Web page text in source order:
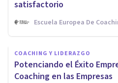
satisfactorio
Escuela Europea De
COACHING Y LIDERAZGO
Potenciando el Éxito
Coaching en las Empresas